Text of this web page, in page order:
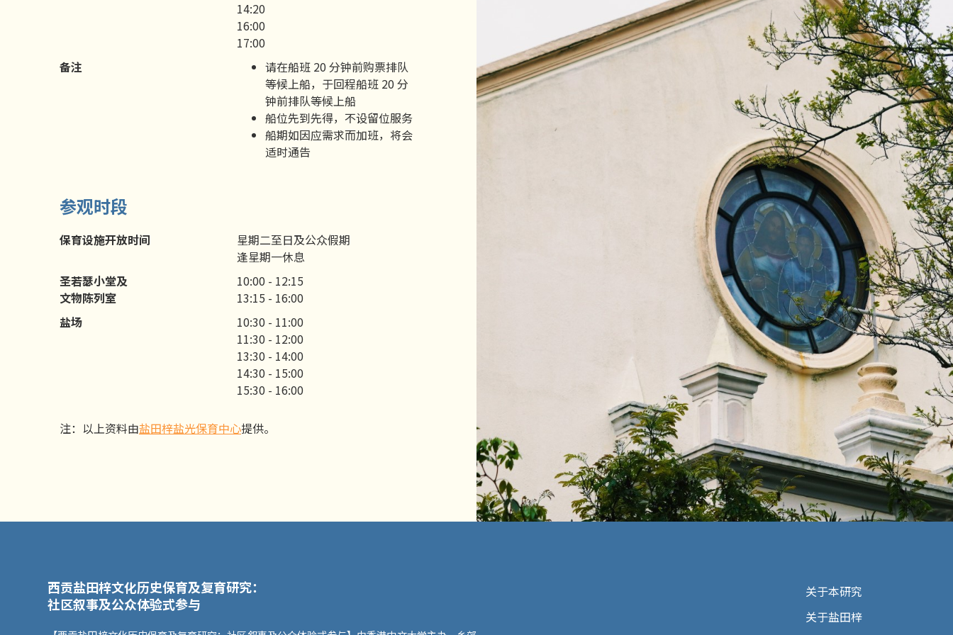
14:20
16:00
17:00
备注
请在船班 20 分钟前购票排队
等候上船，于回程船班 20 分
钟前排队等候上船
船位先到先得，不设留位服务
船期如因应需求而加班，将会
适时通告
参观时段
保育设施开放时间
星期二至日及公众假期
逢星期一休息
圣若瑟小堂及
文物陈列室
10:00 - 12:15
13:15 - 16:00
盐场
10:30 - 11:00
11:30 - 12:00
13:30 - 14:00
14:30 - 15:00
15:30 - 16:00
注：以上资料由盐田梓盐光保育中心提供。
西贡盐田梓文化历史保育及复育研究：
社区叙事及公众体验式参与
关于本研究
关于盐田梓